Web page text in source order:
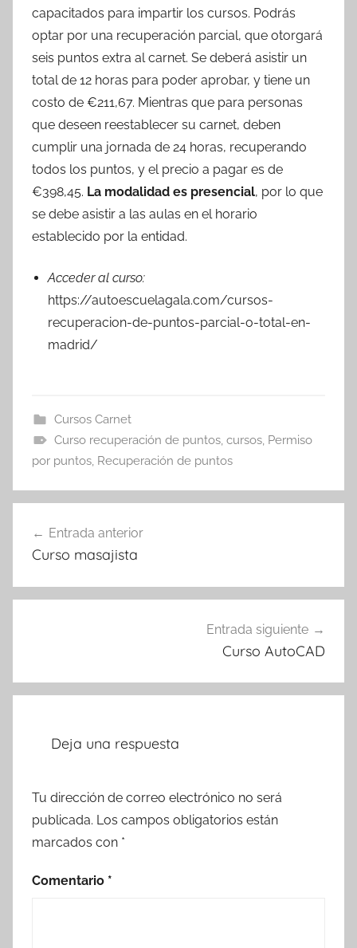
capacitados para impartir los cursos. Podrás
optar por una recuperación parcial, que otorgará
seis puntos extra al carnet. Se deberá asistir un
total de 12 horas para poder aprobar, y tiene un
costo de €211,67. Mientras que para personas
que deseen reestablecer su carnet, deben
cumplir una jornada de 24 horas, recuperando
todos los puntos, y el precio a pagar es de
€398,45. La modalidad es presencial, por lo que
se debe asistir a las aulas en el horario
establecido por la entidad.
Acceder al curso:
https://autoescuelagala.com/cursos-
recuperacion-de-puntos-parcial-o-total-en-
madrid/
Cursos Carnet
Curso recuperación de puntos, cursos, Permiso
por puntos, Recuperación de puntos
de
Entrada anterior
Curso masajista
Entrada siguiente
Curso AutoCAD
Deja una respuesta
Tu dirección de correo electrónico no será
publicada. Los campos obligatorios están
marcados con *
Comentario *